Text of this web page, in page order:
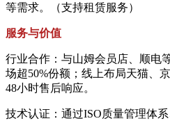
等需求。（支持租赁服务）
服务与价值
行业合作：与山姆会员店、顺电
场超50%份额；线上布局天猫、
48小时售后响应。
技术认证：通过ISO质量管理体